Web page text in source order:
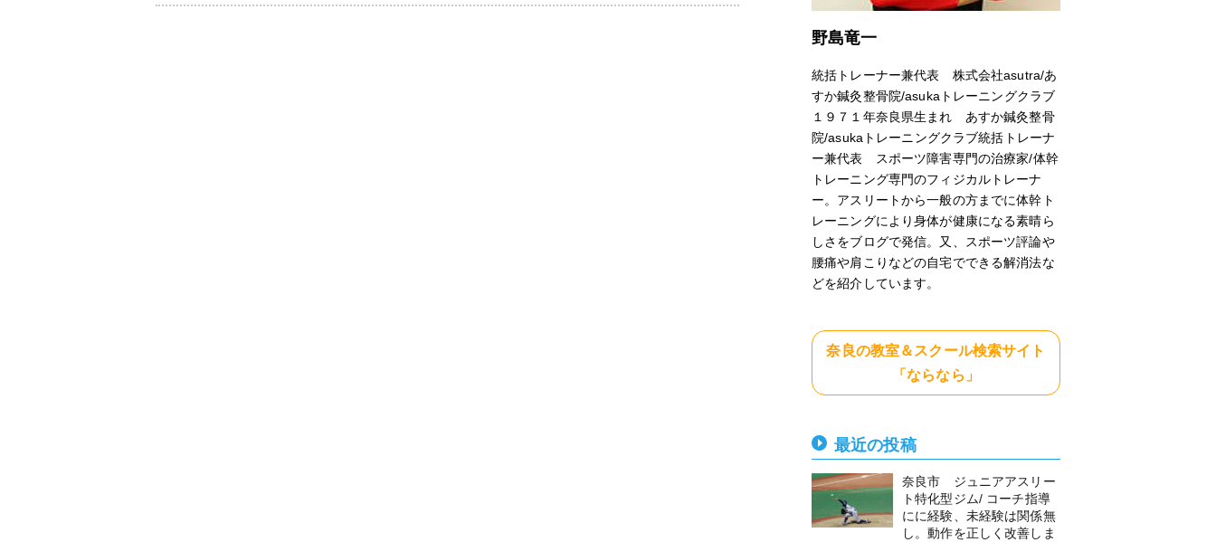
野島竜一
統括トレーナー兼代表 株式会社asutra/あ
すか鍼灸整骨院/asukaトレーニングクラブ
１９７１年奈良県生まれ あすか鍼灸整骨
院/asukaトレーニングクラブ統括トレーナ
ー兼代表 スポーツ障害専門の治療家/体幹
トレーニング専門のフィジカルトレーナ
ー。アスリートから一般の方までに体幹ト
レーニングにより身体が健康になる素晴ら
しさをブログで発信。又、スポーツ評論や
腰痛や肩こりなどの自宅でできる解消法な
どを紹介しています。
奈良の教室＆スクール検索サイト
「ならなら」
最近の投稿
奈良市 ジュニアアスリー
ト特化型ジム/ コーチ指導
にに経験、未経験は関係無
し。動作を正しく改善しま